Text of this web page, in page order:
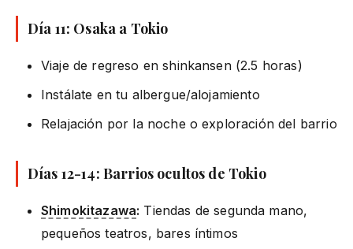
Día 11: Osaka a Tokio
Viaje de regreso en shinkansen (2.5 horas)
Instálate en tu albergue/alojamiento
Relajación por la noche o exploración del barrio
Días 12-14: Barrios ocultos de Tokio
Shimokitazawa: Tiendas de segunda mano,
pequeños teatros, bares íntimos